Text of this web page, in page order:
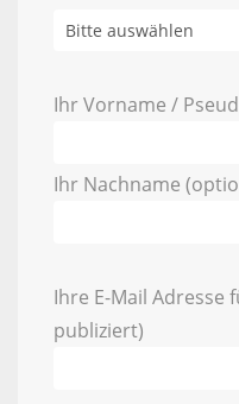
Ihr Vorname /
Ihr Nachname
Ihre E-Mail Adresse
publiziert)